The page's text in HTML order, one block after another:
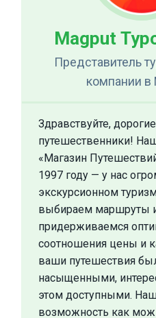
Magput
Представитель
компании в
Здравствуйте, дорогие
путешественники!
«Магазин
1997 году — у нас
экскурсионном
выбираем маршруты
придерживаемся
соотношения цены и
ваши путешествия
насыщенными,
этом доступными.
возможность как